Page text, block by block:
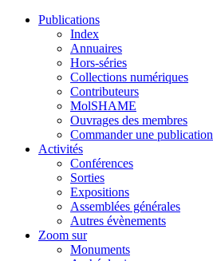
Publications
Index
Annuaires
Hors-séries
Collections numériques
Contributeurs
MolSHAME
Ouvrages des membres
Commander une publication
Activités
Conférences
Sorties
Expositions
Assemblées générales
Autres évènements
Zoom sur
Monuments